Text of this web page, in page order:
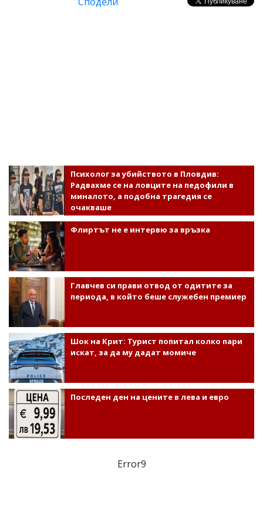
Психолог за убийството в Пловдив:
Радвахме се на ловците на педофили в
миналото, а подобна трагедия се
очакваше
Флиртът не е интервю за връзка
Главчев си прави отвод от одитите за
периода, в който беше служебен премиер
Шок на Крит: Турист попитал колко пари
искат, за да му дадат момиче
Последен ден на цените в лева и евро
Error9